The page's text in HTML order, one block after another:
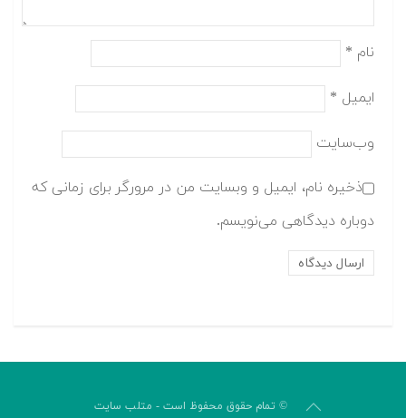
نام *
ایمیل *
وب‌سایت
ذخیره نام، ایمیل و وبسایت من در مرورگر برای زمانی که
دوباره دیدگاهی می‌نویسم.
© تمام حقوق محفوظ است - متلب سایت